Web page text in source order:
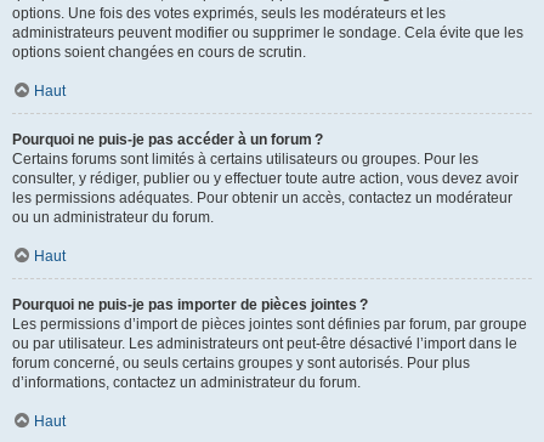
options. Une fois des votes exprimés, seuls les modérateurs et les
administrateurs peuvent modifier ou supprimer le sondage. Cela évite que les
options soient changées en cours de scrutin.
Haut
Pourquoi ne puis-je pas accéder à un forum ?
Certains forums sont limités à certains utilisateurs ou groupes. Pour les
consulter, y rédiger, publier ou y effectuer toute autre action, vous devez avoir
les permissions adéquates. Pour obtenir un accès, contactez un modérateur
ou un administrateur du forum.
Haut
Pourquoi ne puis-je pas importer de pièces jointes ?
Les permissions d’import de pièces jointes sont définies par forum, par groupe
ou par utilisateur. Les administrateurs ont peut-être désactivé l’import dans le
forum concerné, ou seuls certains groupes y sont autorisés. Pour plus
d’informations, contactez un administrateur du forum.
Haut